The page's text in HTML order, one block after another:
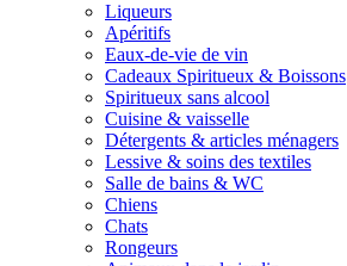
Liqueurs
Apéritifs
Eaux-de-vie de vin
Cadeaux Spiritueux & Boissons
Spiritueux sans alcool
Cuisine & vaisselle
Détergents & articles ménagers
Lessive & soins des textiles
Salle de bains & WC
Chiens
Chats
Rongeurs